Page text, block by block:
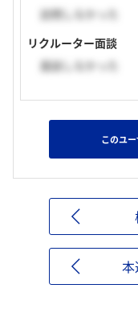
訪問しなかった
リクルーター面談
面談しなかった
このユ
本